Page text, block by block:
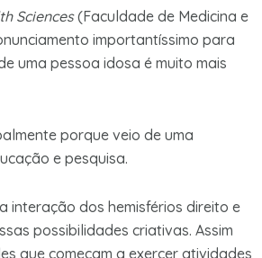
Sciences(Faculdade de Medicina e
importantíssimo para
uma pessoa idosa é muito mais
porque veio de uma
e pesquisa.
interação dos hemisférios direito e
possibilidades criativas. Assim
que começam a exercer atividades